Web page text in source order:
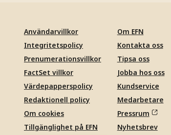
Användarvillkor
Integritetspolicy
Prenumerationsvillkor
FactSet villkor
Värdepapperspolicy
Redaktionell policy
Om cookies
Tillgänglighet på EFN
Om EFN
Kontakta oss
Tipsa oss
Jobba hos oss
Kundservice
Medarbetare
Pressrum
Nyhetsbrev